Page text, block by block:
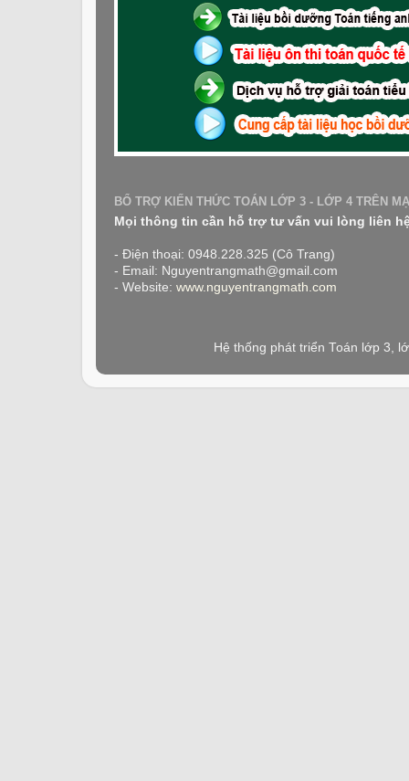
BỔ TRỢ KIẾN THỨC TOÁN LỚP 3 - LỚP 4 TRÊN
Mọi thông tin cần hỗ trợ tư vấn vui lòng liên
- Điện thoại: 0948.228.325 (Cô Trang)
- Email: Nguyentrangmath@gmail.com
- Website: www.nguyentrangmath.com
Hệ thống phát triển Toán lớp 3,